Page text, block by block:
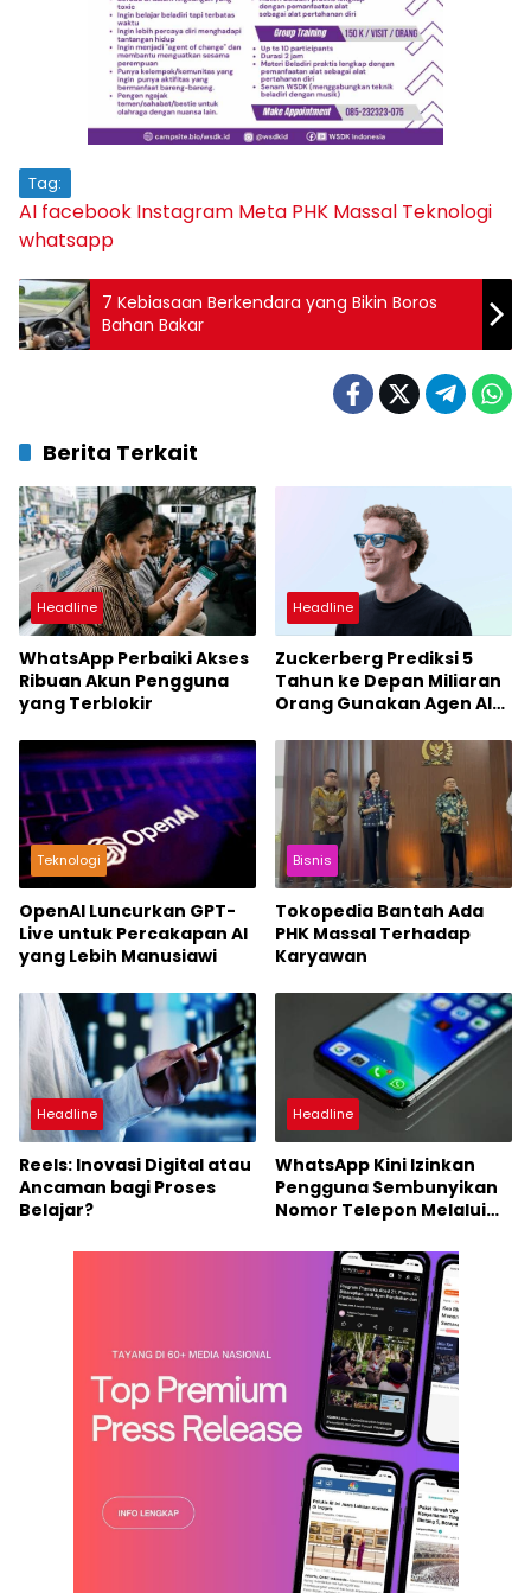
Tag:
AI facebook Instagram Meta PHK Massal Teknologi
whatsapp
7 Kebiasaan Berkendara yang Bikin Boros
Bahan Bakar
Berita Terkait
Headline
WhatsApp Perbaiki Akses
Ribuan Akun Pengguna
yang Terblokir
Headline
Zuckerberg Prediksi 5
Tahun ke Depan Miliaran
Orang Gunakan Agen AI
Teknologi
OpenAI Luncurkan GPT-
Live untuk Percakapan AI
yang Lebih Manusiawi
Bisnis
Tokopedia Bantah Ada
PHK Massal Terhadap
Karyawan
Headline
Reels: Inovasi Digital atau
Ancaman bagi Proses
Belajar?
Headline
WhatsApp Kini Izinkan
Pengguna Sembunyikan
Nomor Telepon Melalui